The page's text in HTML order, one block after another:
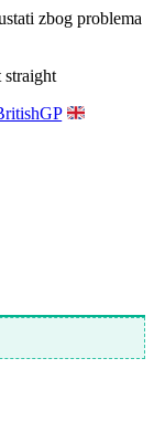
zbog problema
straight